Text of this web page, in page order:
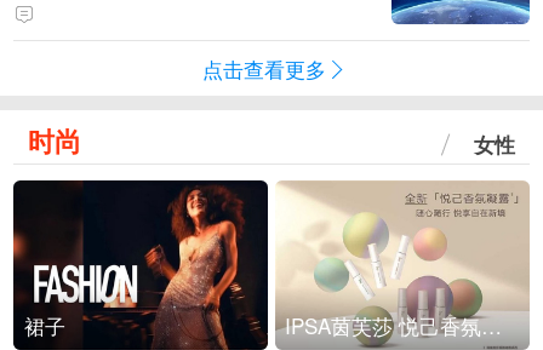
点击查看更多
时尚 女性
裙子 IPSA茵芙莎 悦己香氛凝露上市